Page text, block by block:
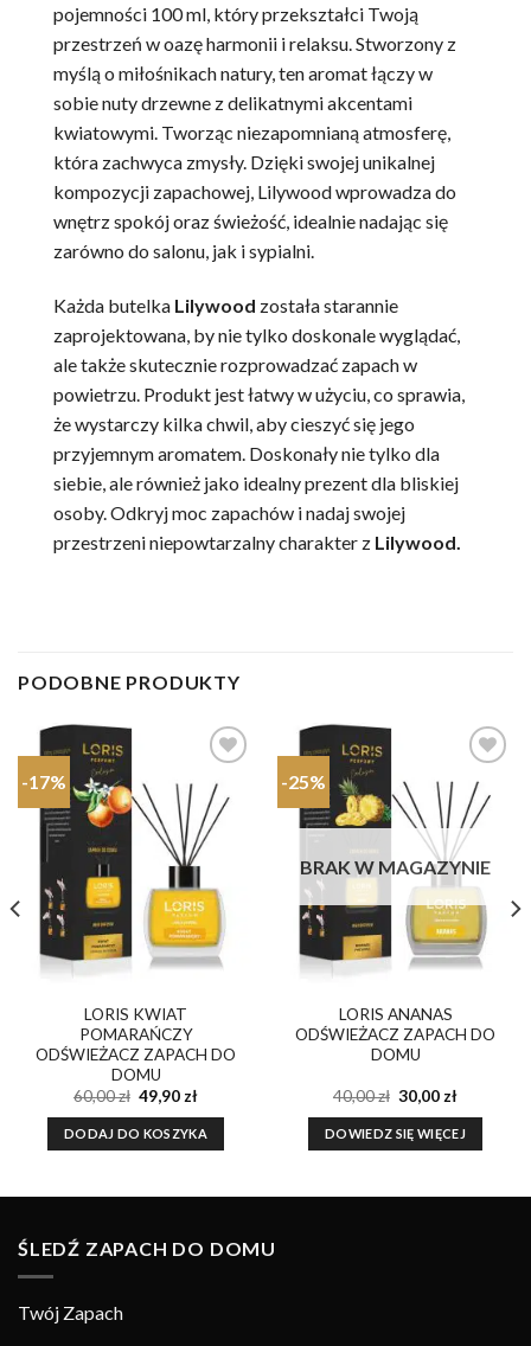
pojemności 100 ml, który przekształci Twoją
przestrzeń w oazę harmonii i relaksu. Stworzony z
myślą o miłośnikach natury, ten aromat łączy w
sobie nuty drzewne z delikatnymi akcentami
kwiatowymi. Tworząc niezapomnianą atmosferę,
która zachwyca zmysły. Dzięki swojej unikalnej
kompozycji zapachowej, Lilywood wprowadza do
wnętrz spokój oraz świeżość, idealnie nadając się
zarówno do salonu, jak i sypialni.
Każda butelka Lilywood została starannie
zaprojektowana, by nie tylko doskonale wyglądać,
ale także skutecznie rozprowadzać zapach w
powietrzu. Produkt jest łatwy w użyciu, co sprawia,
że wystarczy kilka chwil, aby cieszyć się jego
przyjemnym aromatem. Doskonały nie tylko dla
siebie, ale również jako idealny prezent dla bliskiej
osoby. Odkryj moc zapachów i nadaj swojej
przestrzeni niepowtarzalny charakter z Lilywood.
PODOBNE PRODUKTY
-17%
Dodaj do
ulubionych
LORIS KWIAT
POMARAŃCZY
ODŚWIEŻACZ ZAPACH DO
DOMU
60,00zł Pierwotna
cena
wynosiła:
60,00 zł.
49,90złAktualna
wynosi:
49,90 zł.
DODAJ DO KOSZYKA
-25%
Dodaj do
ulubionych
BRAK W MAGAZYNIE
LORIS ANANAS
ODŚWIEŻACZ ZAPACH DO
DOMU
40,00zł Pierwotna
cena
wynosiła:
40,00 zł.
30,00złAktualna
wynosi:
30,00 zł.
DOWIEDZ SIĘ WIĘCEJ
ŚLEDŹ ZAPACH DO DOMU
Twój Zapach